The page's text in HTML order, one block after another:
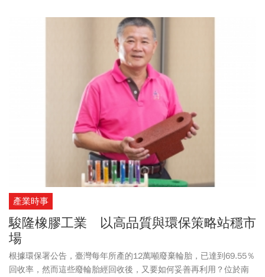
產業時事
駿隆橡膠工業 以高品質與環保策略站穩市
場
根據環保署公告，臺灣每年所產的12萬噸廢棄輪胎，已達到69.55％
回收率，然而這些廢輪胎經回收後，又要如何妥善再利用？位於南